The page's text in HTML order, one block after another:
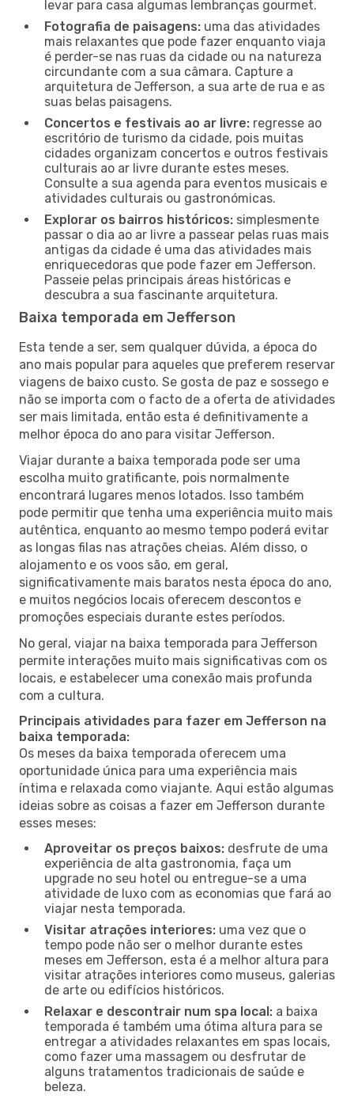
levar para casa algumas lembranças gourmet.
Fotografia de paisagens: uma das atividades
mais relaxantes que pode fazer enquanto viaja
é perder-se nas ruas da cidade ou na natureza
circundante com a sua câmara. Capture a
arquitetura de Jefferson, a sua arte de rua e as
suas belas paisagens.
Concertos e festivais ao ar livre: regresse ao
escritório de turismo da cidade, pois muitas
cidades organizam concertos e outros festivais
culturais ao ar livre durante estes meses.
Consulte a sua agenda para eventos musicais e
atividades culturais ou gastronómicas.
Explorar os bairros históricos: simplesmente
passar o dia ao ar livre a passear pelas ruas mais
antigas da cidade é uma das atividades mais
enriquecedoras que pode fazer em Jefferson.
Passeie pelas principais áreas históricas e
descubra a sua fascinante arquitetura.
Baixa temporada em Jefferson
Esta tende a ser, sem qualquer dúvida, a época do
ano mais popular para aqueles que preferem reservar
viagens de baixo custo. Se gosta de paz e sossego e
não se importa com o facto de a oferta de atividades
ser mais limitada, então esta é definitivamente a
melhor época do ano para visitar Jefferson.
Viajar durante a baixa temporada pode ser uma
escolha muito gratificante, pois normalmente
encontrará lugares menos lotados. Isso também
pode permitir que tenha uma experiência muito mais
autêntica, enquanto ao mesmo tempo poderá evitar
as longas filas nas atrações cheias. Além disso, o
alojamento e os voos são, em geral,
significativamente mais baratos nesta época do ano,
e muitos negócios locais oferecem descontos e
promoções especiais durante estes períodos.
No geral, viajar na baixa temporada para Jefferson
permite interações muito mais significativas com os
locais, e estabelecer uma conexão mais profunda
com a cultura.
Principais atividades para fazer em Jefferson na
baixa temporada:
Os meses da baixa temporada oferecem uma
oportunidade única para uma experiência mais
íntima e relaxada como viajante. Aqui estão algumas
ideias sobre as coisas a fazer em Jefferson durante
esses meses:
Aproveitar os preços baixos: desfrute de uma
experiência de alta gastronomia, faça um
upgrade no seu hotel ou entregue-se a uma
atividade de luxo com as economias que fará ao
viajar nesta temporada.
Visitar atrações interiores: uma vez que o
tempo pode não ser o melhor durante estes
meses em Jefferson, esta é a melhor altura para
visitar atrações interiores como museus, galerias
de arte ou edifícios históricos.
Relaxar e descontrair num spa local: a baixa
temporada é também uma ótima altura para se
entregar a atividades relaxantes em spas locais,
como fazer uma massagem ou desfrutar de
alguns tratamentos tradicionais de saúde e
beleza.